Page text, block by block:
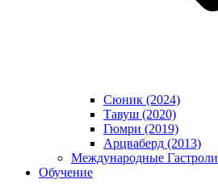
Сюник (2024)
Тавуш (2020)
Гюмри (2019)
Арцваберд (2013)
Международные Гастроли
Обучение